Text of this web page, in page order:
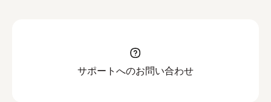
サポートへのお問い合わせ